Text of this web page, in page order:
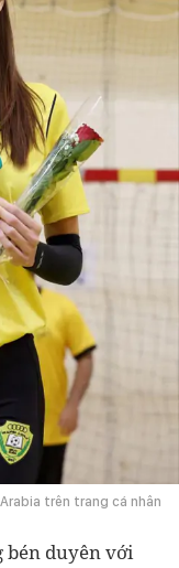
trên trang cá nhân
bén duyên với